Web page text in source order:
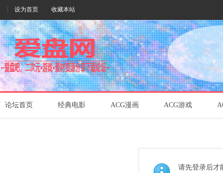
设为首页 收藏本站
论坛首页 经典电影 ACG漫画 ACG游戏
请先登录后才